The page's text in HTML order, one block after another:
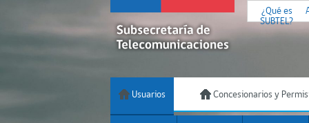
¿Qué es
SUBTEL?
Usuarios Concesionarios y